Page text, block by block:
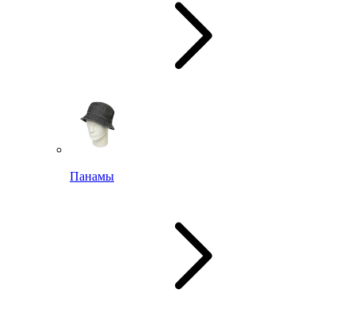
Панамы